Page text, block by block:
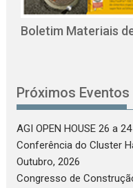
Boletim Materiais
Próximos Eventos
AGI OPEN HOUSE 26 a
Conferência do Cluster
Outubro, 2026
Congresso de